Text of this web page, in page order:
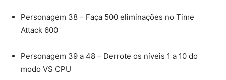
Personagem 38 – Faça 500 eliminações no Time
Attack 600
Personagem 39 a 48 – Derrote os níveis 1 a 10 do
modo VS CPU